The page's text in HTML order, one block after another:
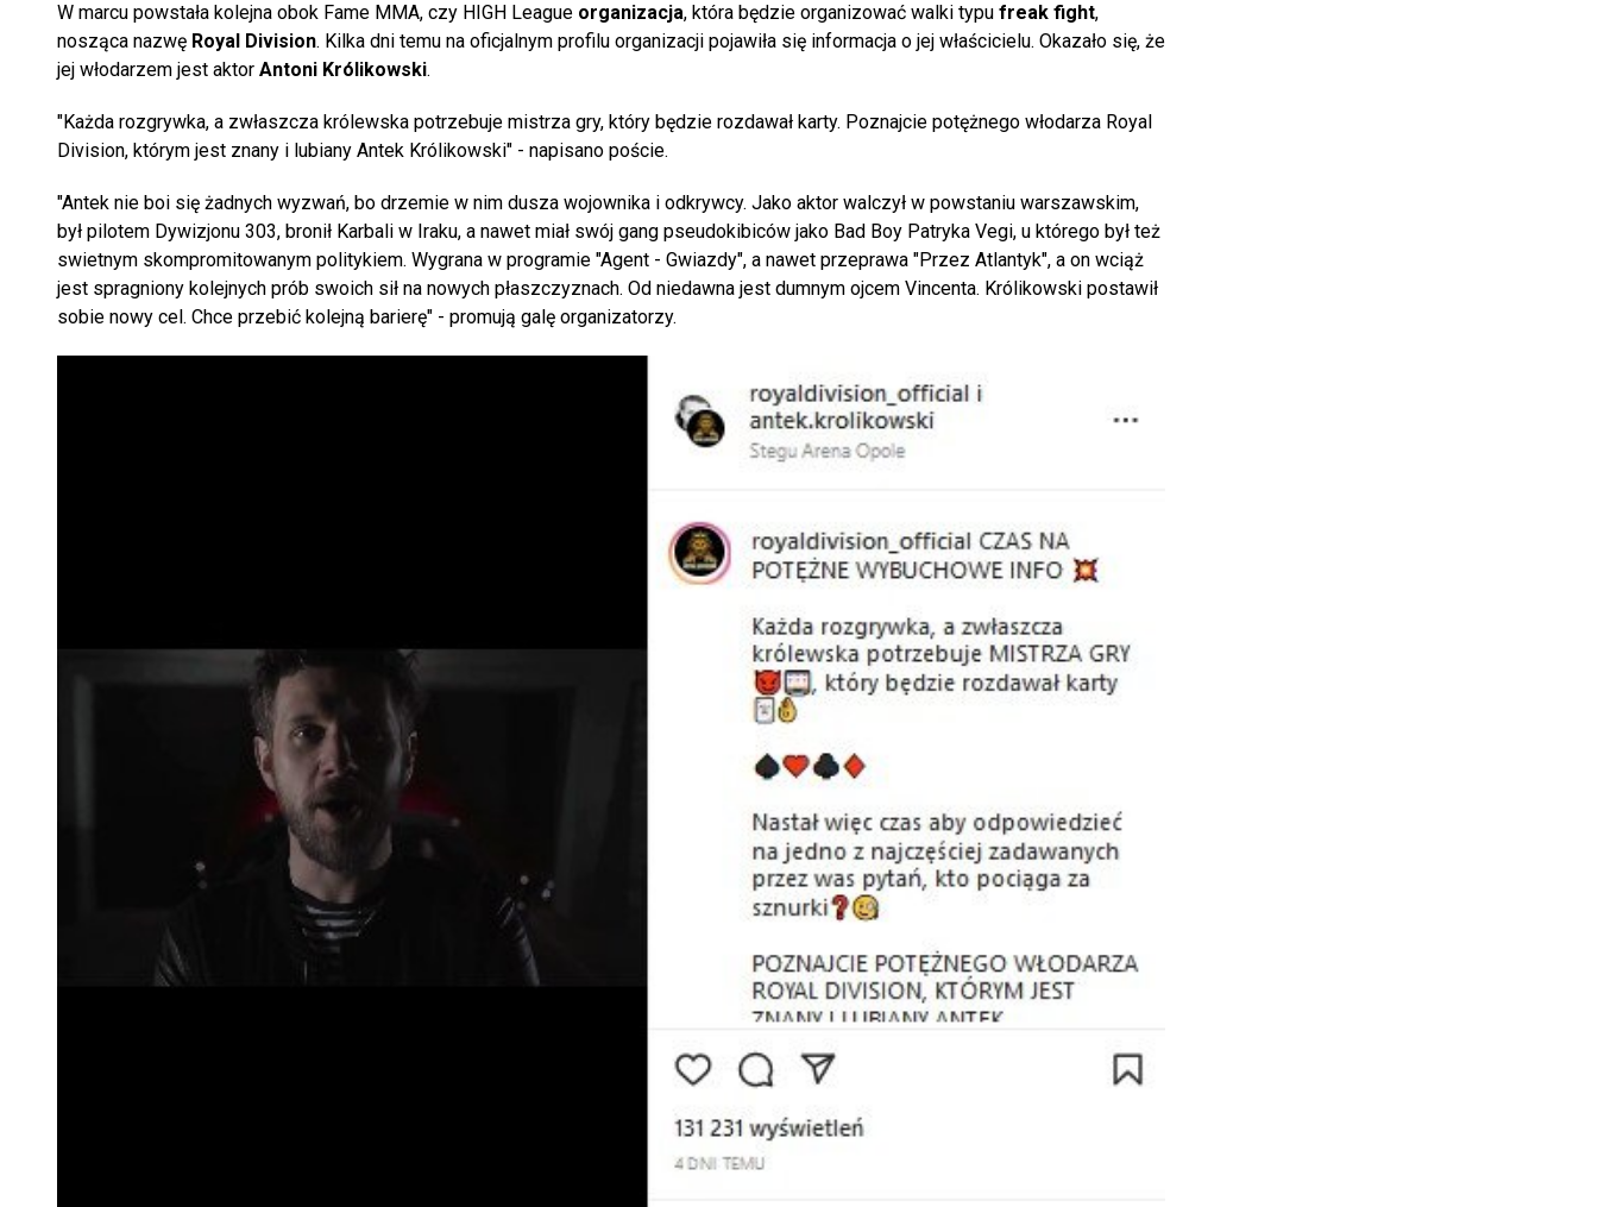
W marcu powstała kolejna obok Fame MMA, czy HIGH League organizacja, która będzie organizować walki typu freak fight,
nosząca nazwę Royal Division. Kilka dni temu na oficjalnym profilu organizacji pojawiła się informacja o jej właścicielu. Okazało się, że
jej włodarzem jest aktor Antoni Królikowski.
"Każda rozgrywka, a zwłaszcza królewska potrzebuje mistrza gry, który będzie rozdawał karty. Poznajcie potężnego włodarza Royal
Division, którym jest znany i lubiany Antek Królikowski" - napisano poście.
"Antek nie boi się żadnych wyzwań, bo drzemie w nim dusza wojownika i odkrywcy. Jako aktor walczył w powstaniu warszawskim,
był pilotem Dywizjonu 303, bronił Karbali w Iraku, a nawet miał swój gang pseudokibiców jako Bad Boy Patryka Vegi, u którego był też
swietnym skompromitowanym politykiem. Wygrana w programie "Agent - Gwiazdy", a nawet przeprawa "Przez Atlantyk", a on wciąż
jest spragniony kolejnych prób swoich sił na nowych płaszczyznach. Od niedawna jest dumnym ojcem Vincenta. Królikowski postawił
sobie nowy cel. Chce przebić kolejną barierę" - promują galę organizatorzy.